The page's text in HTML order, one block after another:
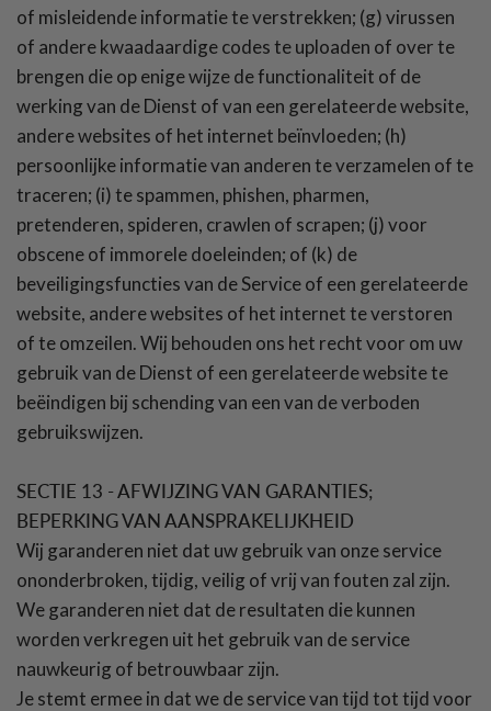
of misleidende informatie te verstrekken; (g) virussen
of andere kwaadaardige codes te uploaden of over te
brengen die op enige wijze de functionaliteit of de
werking van de Dienst of van een gerelateerde website,
andere websites of het internet beïnvloeden; (h)
persoonlijke informatie van anderen te verzamelen of te
traceren; (i) te spammen, phishen, pharmen,
pretenderen, spideren, crawlen of scrapen; (j) voor
obscene of immorele doeleinden; of (k) de
beveiligingsfuncties van de Service of een gerelateerde
website, andere websites of het internet te verstoren
of te omzeilen. Wij behouden ons het recht voor om uw
gebruik van de Dienst of een gerelateerde website te
beëindigen bij schending van een van de verboden
gebruikswijzen.
SECTIE 13 - AFWIJZING VAN GARANTIES;
BEPERKING VAN AANSPRAKELIJKHEID
Wij garanderen niet dat uw gebruik van onze service
ononderbroken, tijdig, veilig of vrij van fouten zal zijn.
We garanderen niet dat de resultaten die kunnen
worden verkregen uit het gebruik van de service
nauwkeurig of betrouwbaar zijn.
Je stemt ermee in dat we de service van tijd tot tijd voor